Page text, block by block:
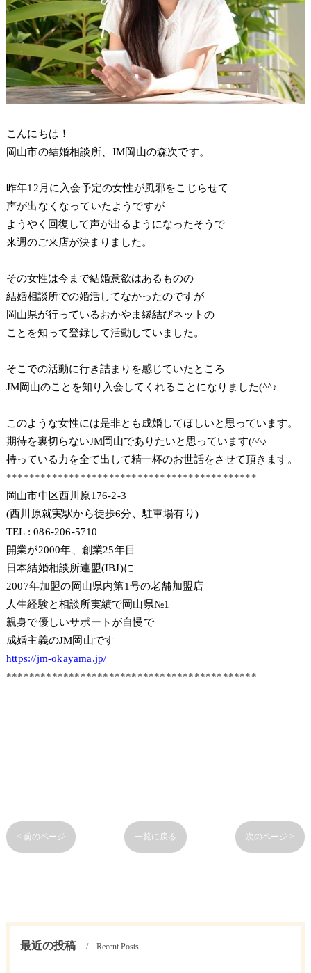
こんにちは！
岡山市の結婚相談所、JM岡山の森次です。
昨年12月に入会予定の女性が風邪をこじらせて
声が出なくなっていたようですが
ようやく回復して声が出るようになったそうで
来週のご来店が決まりました。
その女性は今まで結婚意欲はあるものの
結婚相談所での婚活してなかったのですが
岡山県が行っているおかやま縁結びネットの
ことを知って登録して活動していました。
そこでの活動に行き詰まりを感じていたところ
JM岡山のことを知り入会してくれることになりました(^^♪
このような女性には是非とも成婚してほしいと思っています。
期待を裏切らないJM岡山でありたいと思っています(^^♪
持っている力を全て出して精一杯のお世話をさせて頂きます。
********************************************
岡山市中区西川原176-2-3
(西川原就実駅から徒歩6分、駐車場有り)
TEL : 086-206-5710
開業が2000年、創業25年目
日本結婚相談所連盟(IBJ)に
2007年加盟の岡山県内第1号の老舗加盟店
人生経験と相談所実績で岡山県№1
親身で優しいサポートが自慢で
成婚主義のJM岡山です
https://jm-okayama.jp/
********************************************
< 前のページ 一覧に戻る 次のページ >
最近の投稿 Recent Posts